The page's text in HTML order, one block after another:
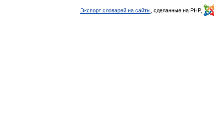
Экспорт словарей на сайты , сделанные на PHP,